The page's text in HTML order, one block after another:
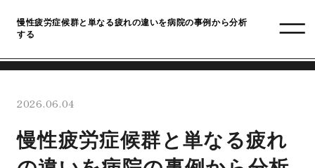
慢性疲労症候群と単なる疲れの違いを病院の事例から分析
する
2026.06.04
慢性疲労症候群と単なる疲れ